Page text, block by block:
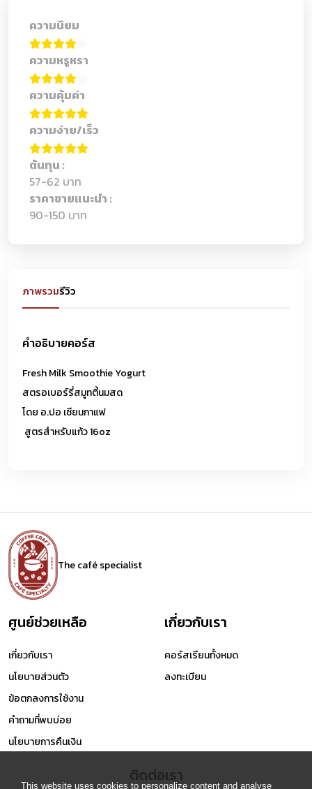
This website uses cookies to personalize content and analyse
ภาพรวมรีวิว
คำอธิบายคอร์ส
Fresh Milk Smoothie Yogurt
สตรอเบอร์รี่สมูทตี้นมสด
โดย อ.ปอ เซียนกาแฟ
สูตรสำหรับแก้ว 16oz
ความนิยม
ความหรูหรา
ความคุ้มค่า
ความง่าย/เร็ว
ต้นทุน :
57-62 บาท
ราคาขายแนะนำ :
90-150 บาท
The café specialist
ศูนย์ช่วยเหลือ
เกี่ยวกับเรา
นโยบายส่วนตัว
ข้อตกลงการใช้งาน
คำถามที่พบบ่อย
นโยบายการคืนเงิน
เกี่ยวกับเรา
คอร์สเรียนทั้งหมด
ลงทะเบียน
ติดต่อเรา